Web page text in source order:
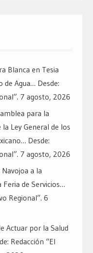
Blanca en Tesia
de Agua… Desde:
7 agosto, 2026
para la
Ley General de los
Desde:
7 agosto, 2026
a la
de Servicios…
Regional”. 6
Actuar por la Salud
Redacción “El